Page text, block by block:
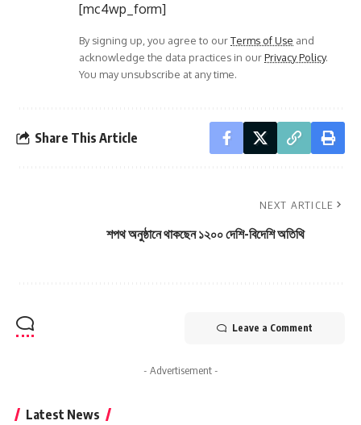
[mc4wp_form]
By signing up, you agree to ourTerms of Use and
acknowledge the data practices in ourPrivacy Policy.
You may unsubscribe at any time.
Share This Article
NEXT ARTICLE
শপথ অনুষ্ঠানে থাকছেন ১২০০ দেশি-বিদেশি অতিথি
Leave a Comment
- Advertisement -
Latest News